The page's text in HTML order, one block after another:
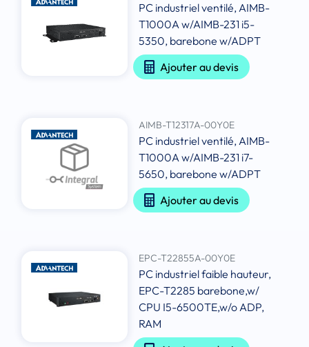
PC industriel ventilé, AIMB-
T1000A w/AIMB-231 i5-
5350, barebone w/ADPT
Ajouter au devis
AIMB-T12317A-00Y0E
PC industriel ventilé, AIMB-
T1000A w/AIMB-231 i7-
5650, barebone w/ADPT
Ajouter au devis
EPC-T22855A-00Y0E
PC industriel faible hauteur,
EPC-T2285 barebone,w/
CPU I5-6500TE,w/o ADP,
RAM